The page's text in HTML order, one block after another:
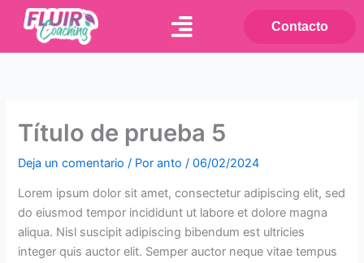
contenido
Contacto
Título de prueba 5
Deja un comentario / Poranto/06/02/2024
Lorem ipsum dolor sit amet, consectetur adipiscing elit, sed
do eiusmod tempor incididunt ut labore et dolore magna
aliqua. Nisl suscipit adipiscing bibendum est ultricies
integer quis auctor elit. Semper auctor neque vitae tempus